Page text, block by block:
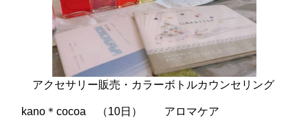
アクセサリー販売・カラーボトルカウンセリング
kano＊cocoa （10日） アロマケア